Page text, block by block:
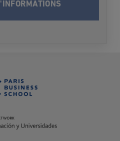
vos données à
vue de vous contacter
Informatique et Libertés
la protection des
vous disposez